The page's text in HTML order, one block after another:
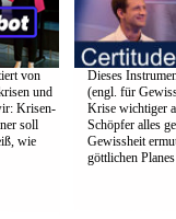
von
und
Krisen-
soll
wie
Dieses
(engl. für
Krise wichtiger
Schöpfer alles
Gewissheit
göttlichen